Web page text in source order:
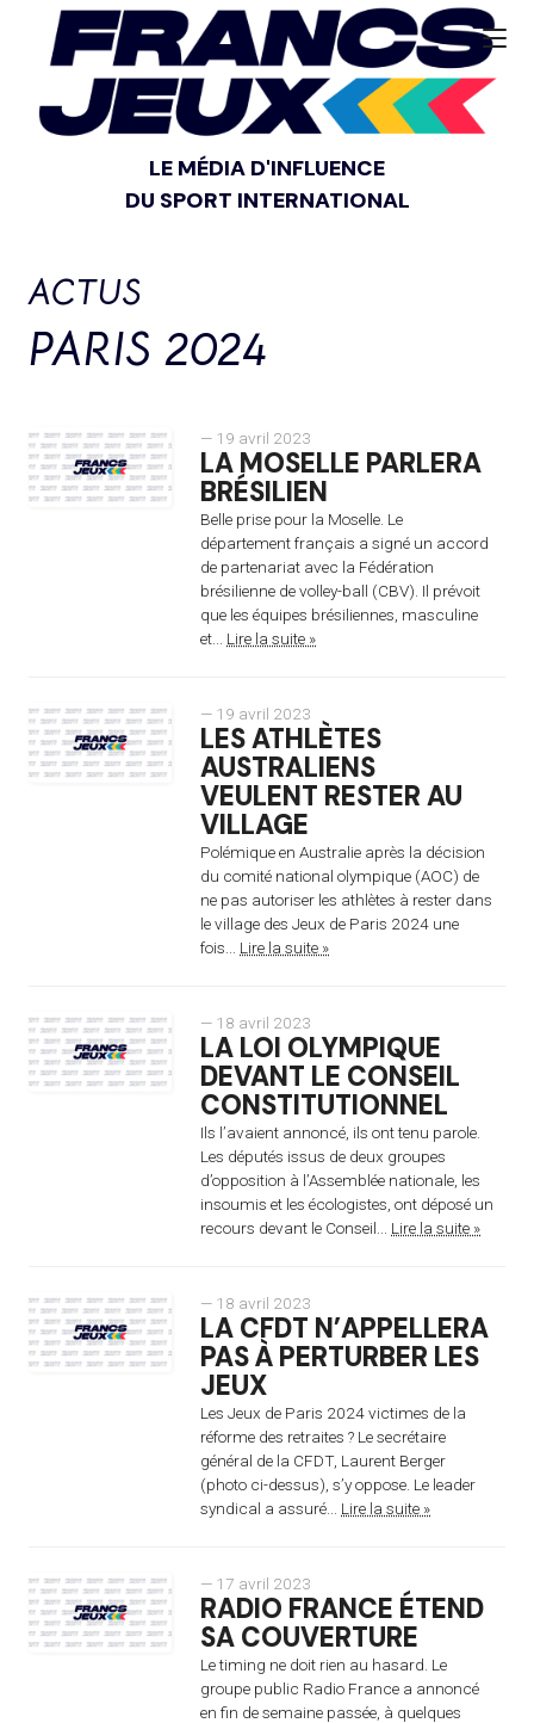
LE MÉDIA D'INFLUENCE
DU SPORT INTERNATIONAL
ACTUS
PARIS 2024
— 19 avril 2023
LA MOSELLE PARLERA
BRÉSILIEN
Belle prise pour la Moselle. Le
département français a signé un accord
de partenariat avec la Fédération
brésilienne de volley-ball (CBV). Il prévoit
que les équipes brésiliennes, masculine
et... Lire la suite »
— 19 avril 2023
LES ATHLÈTES
AUSTRALIENS
VEULENT RESTER AU
VILLAGE
Polémique en Australie après la décision
du comité national olympique (AOC) de
ne pas autoriser les athlètes à rester dans
le village des Jeux de Paris 2024 une
fois... Lire la suite »
— 18 avril 2023
LA LOI OLYMPIQUE
DEVANT LE CONSEIL
CONSTITUTIONNEL
Ils l’avaient annoncé, ils ont tenu parole.
Les députés issus de deux groupes
d’opposition à l’Assemblée nationale, les
insoumis et les écologistes, ont déposé un
recours devant le Conseil... Lire la suite »
— 18 avril 2023
LA CFDT N’APPELLERA
PAS À PERTURBER LES
JEUX
Les Jeux de Paris 2024 victimes de la
réforme des retraites ? Le secrétaire
général de la CFDT, Laurent Berger
(photo ci-dessus), s’y oppose. Le leader
syndical a assuré... Lire la suite »
— 17 avril 2023
RADIO FRANCE ÉTEND
SA COUVERTURE
Le timing ne doit rien au hasard. Le
groupe public Radio France a annoncé
en fin de semaine passée, à quelques